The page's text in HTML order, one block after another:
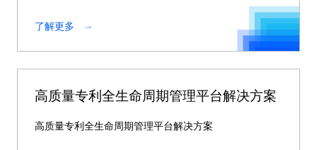
了解更多
高质量专利全生命周期管理平台解决方案
高质量专利全生命周期管理平台解决方案